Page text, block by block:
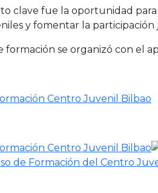
clave fue la oportunidad
y fomentar la participación
formación se organizó con el